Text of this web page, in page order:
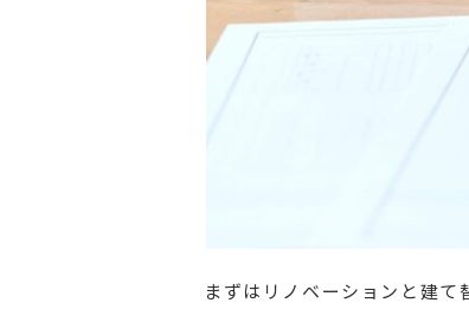
まずはリノベーションと建て